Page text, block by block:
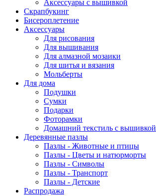
Аксессуары с вышивкой
Скрапбукинг
Бисероплетение
Аксессуары
Для рисования
Для вышивания
Для алмазной мозаики
Для шитья и вязания
Мольберты
Для дома
Подушки
Сумки
Подарки
Фоторамки
Домашний текстиль с вышивкой
Деревянные пазлы
Пазлы - Животные и птицы
Пазлы - Цветы и натюрморты
Пазлы - Символы
Пазлы - Транспорт
Пазлы - Детские
Распродажа